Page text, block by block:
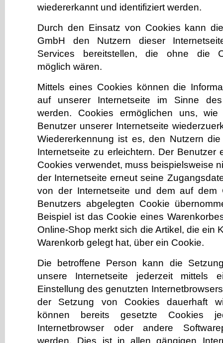
wiedererkannt und identifiziert werden.
Durch den Einsatz von Cookies kann
GmbH den Nutzern dieser
Services bereitstellen, die ohne die
möglich wären.
Mittels eines Cookies können die
auf unserer Internetseite im Sinne
werden. Cookies ermöglichen uns,
Benutzer unserer Internetseite
Wiedererkennung ist es, den Nutzern
Internetseite zu erleichtern. Der Benutzer
Cookies verwendet, muss beispielsweise
der Internetseite erneut seine
von der Internetseite und dem auf dem
Benutzers abgelegten Cookie
Beispiel ist das Cookie eines
Online-Shop merkt sich die Artikel, die ein
Warenkorb gelegt hat, über ein Cookie.
Die betroffene Person kann die
unsere Internetseite jederzeit mittels
Einstellung des genutzten
der Setzung von Cookies dauerhaft
können bereits gesetzte Cookies
Internetbrowser oder andere
werden. Dies ist in allen gängigen